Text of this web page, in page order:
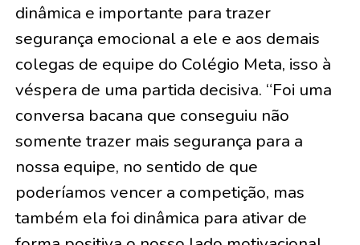
dinâmica e importante para trazer
segurança emocional a ele e aos demais
colegas de equipe do Colégio Meta, isso à
véspera de uma partida decisiva. “Foi uma
conversa bacana que conseguiu não
somente trazer mais segurança para a
nossa equipe, no sentido de que
poderíamos vencer a competição, mas
também ela foi dinâmica para ativar de